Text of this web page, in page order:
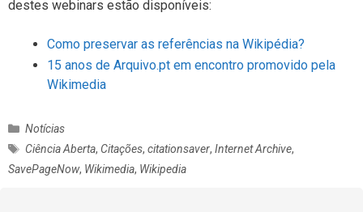
destes webinars estão disponíveis:
Como preservar as referências na Wikipédia?
15 anos de Arquivo.pt em encontro promovido pela
Wikimedia
C
a
Notícias
E
t
Ciência Aberta, Citações,citationsaver,Internet Archive,
SavePageNow, Wikimedia, Wikipedia